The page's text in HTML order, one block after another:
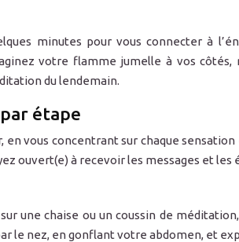
minutes pour vous connecter à
votre flamme jumelle à vos
du lendemain.
étape
vous concentrant sur chaque
ouvert(e) à recevoir les messages et
une chaise ou un coussin de
le nez, en gonflant votre abdomen, et